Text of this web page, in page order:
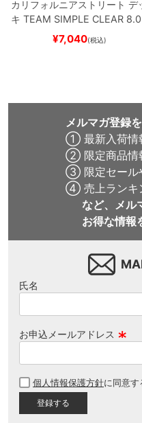
カリフォルニアストリート デ
キ TEAM SIMPLE CLEAR 8.0
ブランク（DSM）
ード スケボー
¥7,040(税込)
メルマガ登録
① 最新入荷情
② 限定商品情
③ 限定セール
④ 売上ランキ
など、メル
お得な情報
氏名
お申込メールアドレス
須
個人情報保護方針に同意す